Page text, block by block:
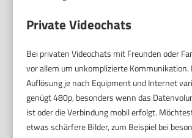
Private Videochats
Bei privaten Videochats mit Freunden oder
vor allem um unkomplizierte Kommunikation.
Auflösung je nach Equipment und Internet
genügt 480p, besonders wenn das
ist oder die Verbindung mobil erfolgt.
etwas schärfere Bilder, zum Beispiel bei